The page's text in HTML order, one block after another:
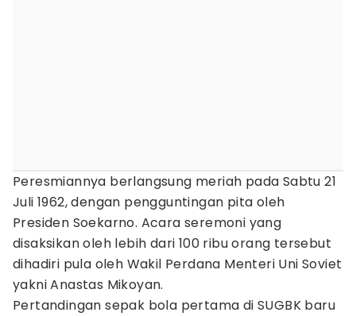
Peresmiannya berlangsung meriah pada Sabtu 21
Juli 1962, dengan pengguntingan pita oleh
Presiden Soekarno. Acara seremoni yang
disaksikan oleh lebih dari 100 ribu orang tersebut
dihadiri pula oleh Wakil Perdana Menteri Uni Soviet
yakni Anastas Mikoyan.
Pertandingan sepak bola pertama di SUGBK baru